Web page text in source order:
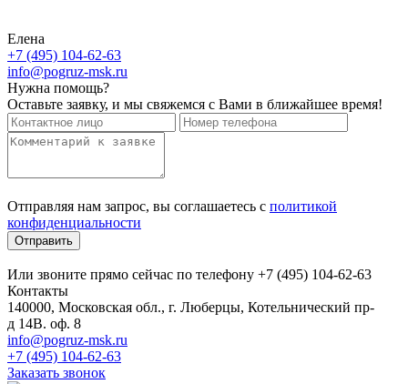
Елена
+7 (495) 104-62-63
info@pogruz-msk.ru
Нужна помощь?
Оставьте заявку, и мы свяжемся с Вами в ближайшее время!
Отправляя нам запрос, вы соглашаетесь с политикой
конфиденциальности
Отправить
Или звоните прямо сейчас по телефону +7 (495) 104-62-63
Контакты
140000, Московская обл., г. Люберцы, Котельнический пр-
д 14В. оф. 8
info@pogruz-msk.ru
+7 (495) 104-62-63
Заказать звонок